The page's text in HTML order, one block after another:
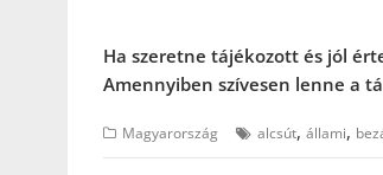
Ha szeretne tájékozott és jól
Amennyiben szívesen lenne a
Magyarország alcsút, állami,